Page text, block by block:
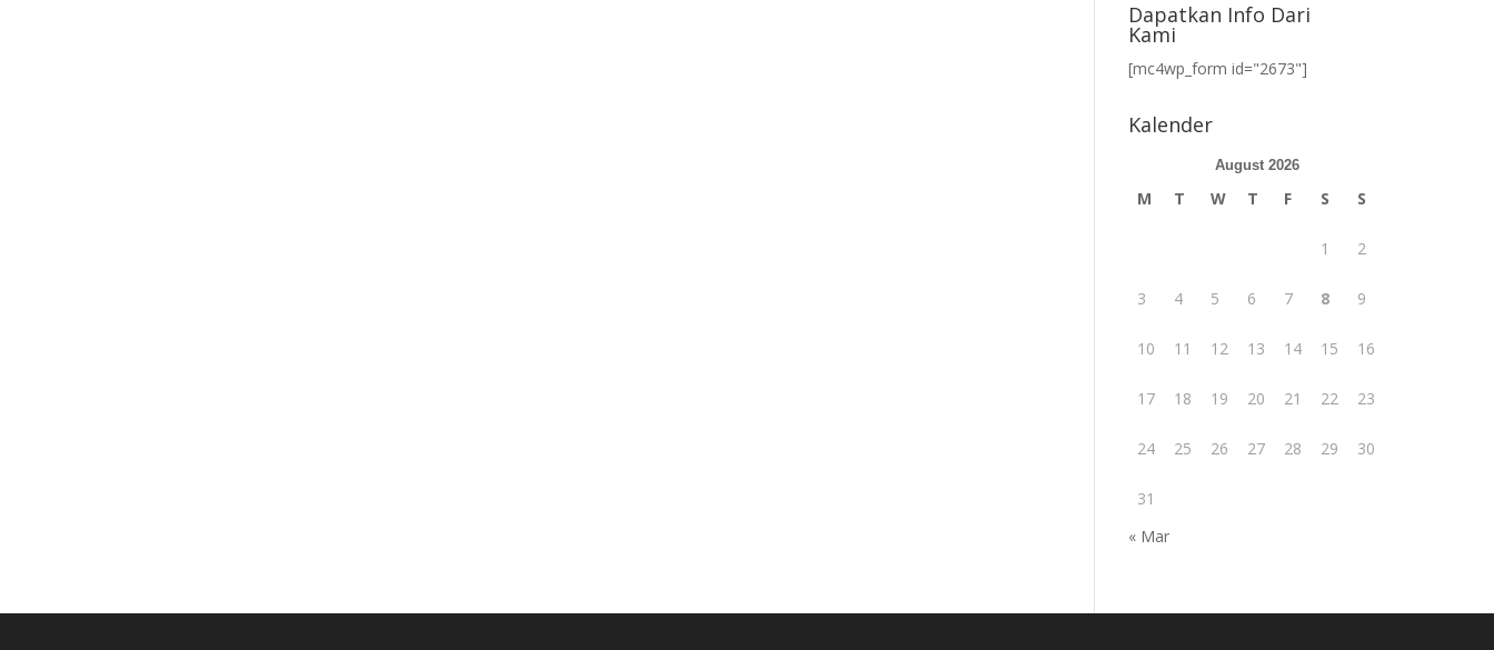
Dapatkan Info Dari
Kami
[mc4wp_form id="2673"]
Kalender
August 2026
M T W T F S S
1 2
3 4 5 6 7 8 9
10 11 12 13 14 15 16
17 18 19 20 21 22 23
24 25 26 27 28 29 30
31
« Mar